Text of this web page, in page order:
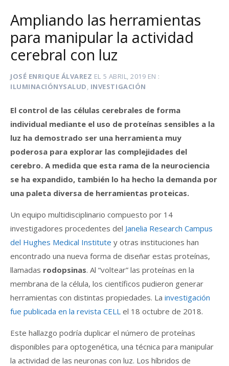
Ampliando las herramientas
para manipular la actividad
cerebral con luz
JOSÉ ENRIQUE ÁLVAREZ EL 5 ABRIL, 2019 EN
ILUMINACIÓNYSALUD, INVESTIGACIÓN
El control de las células cerebrales de forma
individual mediante el uso de proteínas sensibles a la
luz ha demostrado ser una herramienta muy
poderosa para explorar las complejidades del
cerebro. A medida que esta rama de la neurociencia
se ha expandido, también lo ha hecho la demanda por
una paleta diversa de herramientas proteicas.
Un equipo multidisciplinario compuesto por 14
investigadores procedentes del Janelia Research Campus
del Hughes Medical Institute y otras instituciones han
encontrado una nueva forma de diseñar estas proteínas,
llamadas rodopsinas. Al “voltear” las proteínas en la
membrana de la célula, los científicos pudieron generar
herramientas con distintas propiedades. La investigación
fue publicada en la revista CELL el 18 octubre de 2018.
Este hallazgo podría duplicar el número de proteínas
disponibles para optogenética, una técnica para manipular
la actividad de las neuronas con luz. Los híbridos de